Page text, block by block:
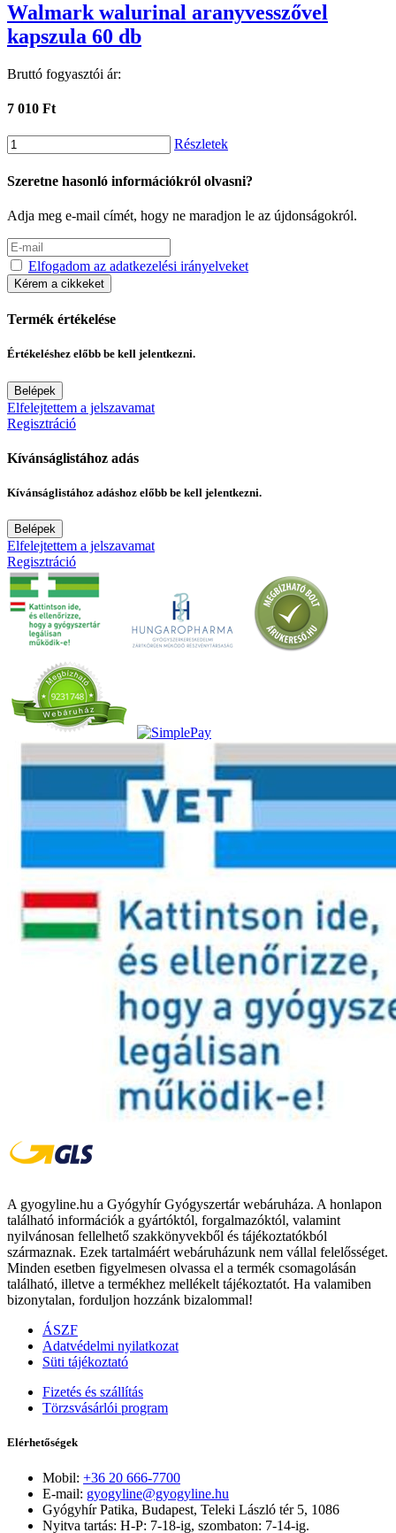
Walmark walurinal aranyvesszővel
kapszula 60 db
Bruttó fogyasztói ár:
7 010 Ft
Részletek
Szeretne hasonló információkról olvasni?
Adja meg e-mail címét, hogy ne maradjon le az újdonságokról.
Elfogadom az adatkezelési irányelveket
Kérem a cikkeket
Termék értékelése
Értékeléshez előbb be kell jelentkezni.
Belépek
Elfelejtettem a jelszavamat
Regisztráció
Kívánságlistához adás
Kívánságlistához adáshoz előbb be kell jelentkezni.
Belépek
Elfelejtettem a jelszavamat
Regisztráció
A gyogyline.hu a Gyógyhír Gyógyszertár webáruháza. A honlapon
található információk a gyártóktól, forgalmazóktól, valamint
nyilvánosan fellelhető szakkönyvekből és tájékoztatókból
származnak. Ezek tartalmáért webáruházunk nem vállal felelősséget.
Minden esetben figyelmesen olvassa el a termék csomagolásán
található, illetve a termékhez mellékelt tájékoztatót. Ha valamiben
bizonytalan, forduljon hozzánk bizalommal!
ÁSZF
Adatvédelmi nyilatkozat
Süti tájékoztató
Fizetés és szállítás
Törzsvásárlói program
Elérhetőségek
Mobil: +36 20 666-7700
E-mail: gyogyline@gyogyline.hu
Gyógyhír Patika, Budapest, Teleki László tér 5, 1086
Nyitva tartás: H-P: 7-18-ig, szombaton: 7-14-ig.